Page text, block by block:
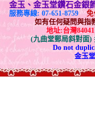
金玉、金玉堂鑽石金銀
服務專線: 07-651-8759
免
如有任何疑問與指
地址:台灣
(九曲堂郵局斜對面)
Do not
金玉